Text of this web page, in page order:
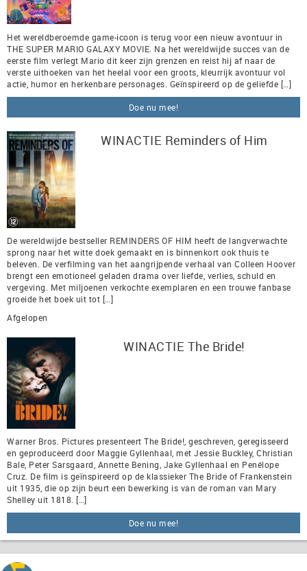
Het wereldberoemde game-icoon is terug voor een nieuw avontuur in
THE SUPER MARIO GALAXY MOVIE. Na het wereldwijde succes van de
eerste film verlegt Mario dit keer zijn grenzen en reist hij af naar de
verste uithoeken van het heelal voor een groots, kleurrijk avontuur vol
actie, humor en herkenbare personages. Geïnspireerd op de geliefde […]
Doe nu mee!
WINACTIE Reminders of Him
De wereldwijde bestseller REMINDERS OF HIM heeft de langverwachte
sprong naar het witte doek gemaakt en is binnenkort ook thuis te
beleven. De verfilming van het aangrijpende verhaal van Colleen Hoover
brengt een emotioneel geladen drama over liefde, verlies, schuld en
vergeving. Met miljoenen verkochte exemplaren en een trouwe fanbase
groeide het boek uit tot […]
Afgelopen
WINACTIE The Bride!
Warner Bros. Pictures presenteert The Bride!, geschreven, geregisseerd
en geproduceerd door Maggie Gyllenhaal, met Jessie Buckley, Christian
Bale, Peter Sarsgaard, Annette Bening, Jake Gyllenhaal en Penélope
Cruz. De film is geïnspireerd op de klassieker The Bride of Frankenstein
uit 1935, die op zijn beurt een bewerking is van de roman van Mary
Shelley uit 1818. […]
Doe nu mee!